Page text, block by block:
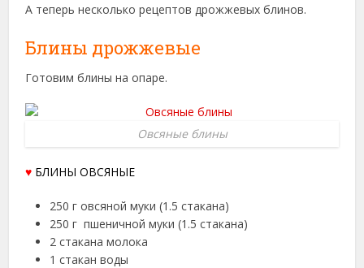
А теперь несколько рецептов дрожжевых блинов.
Блины дрожжевые
Готовим блины на опаре.
Овсяные блины
♥ БЛИНЫ ОВСЯНЫЕ
250 г овсяной муки (1.5 стакана)
250 г пшеничной муки (1.5 стакана)
2 стакана молока
1 стакан воды